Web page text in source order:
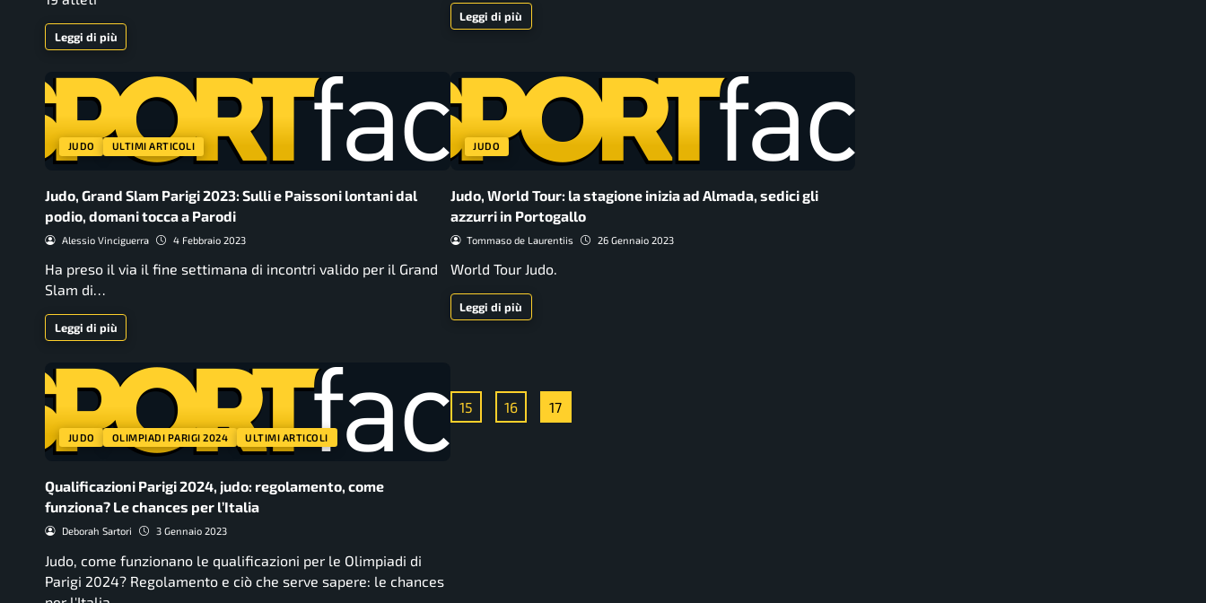
Leggi di più
Leggi di più
JUDO ULTIMI ARTICOLI
Judo, Grand Slam Parigi 2023: Sulli e Paissoni lontani dal
podio, domani tocca a Parodi
Alessio Vinciguerra 4 Febbraio 2023
Ha preso il via il fine settimana di incontri valido per il Grand
Slam di…
Leggi di più
JUDO
Judo, World Tour: la stagione inizia ad Almada, sedici gli
azzurri in Portogallo
Tommaso de Laurentiis 26 Gennaio 2023
World Tour Judo.
Leggi di più
JUDO OLIMPIADI PARIGI 2024 ULTIMI ARTICOLI
Qualificazioni Parigi 2024, judo: regolamento, come
funziona? Le chances per l’Italia
Deborah Sartori 3 Gennaio 2023
Judo, come funzionano le qualificazioni per le Olimpiadi di
Parigi 2024? Regolamento e ciò che serve sapere: le chances
15 16 17